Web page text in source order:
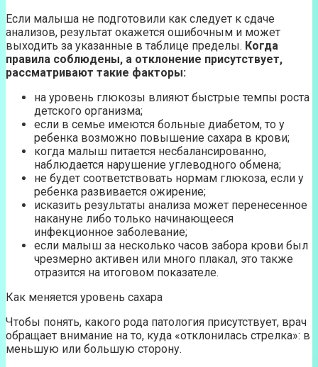
Если малыша не подготовили как следует к сдаче
анализов, результат окажется ошибочным и может
выходить за указанные в таблице пределы. Когда
правила соблюдены, а отклонение присутствует,
рассматривают такие факторы:
на уровень глюкозы влияют быстрые темпы роста
детского организма;
если в семье имеются больные диабетом, то у
ребенка возможно повышение сахара в крови;
когда малыш питается несбалансированно,
наблюдается нарушение углеводного обмена;
не будет соответствовать нормам глюкоза, если у
ребенка развивается ожирение;
исказить результаты анализа может перенесенное
накануне либо только начинающееся
инфекционное заболевание;
если малыш за несколько часов забора крови был
чрезмерно активен или много плакал, это также
отразится на итоговом показателе.
Как меняется уровень сахара
Чтобы понять, какого рода патология присутствует, врач
обращает внимание на то, куда «отклонилась стрелка»: в
меньшую или большую сторону.